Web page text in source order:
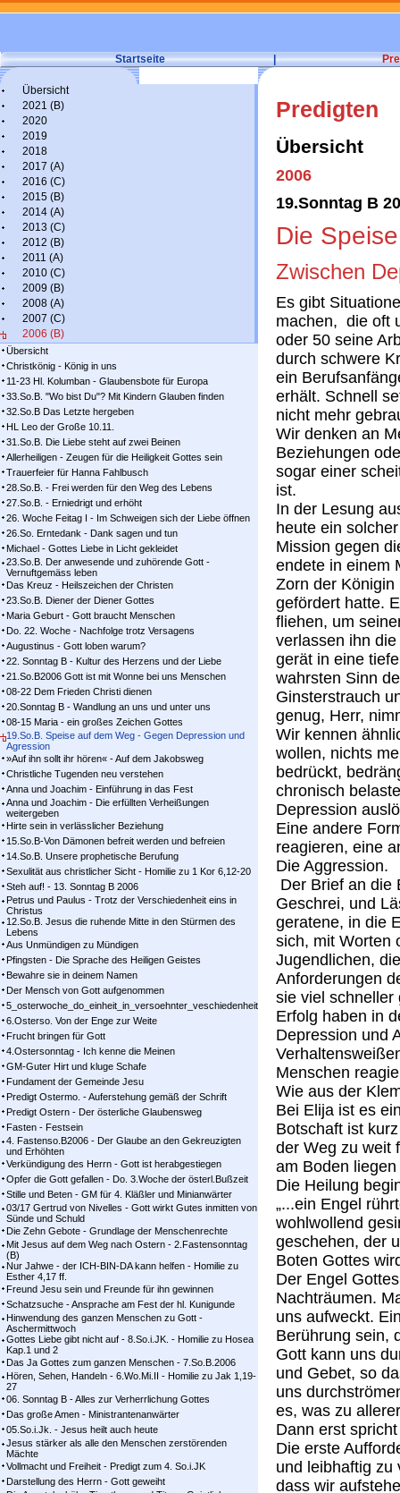
Startseite |
Übersicht
2021 (B)
2020
2019
2018
2017 (A)
2016 (C)
2015 (B)
2014 (A)
2013 (C)
2012 (B)
2011 (A)
2010 (C)
2009 (B)
2008 (A)
2007 (C)
2006 (B)
Übersicht
Christkönig - König in uns
11-23 Hl. Kolumban - Glaubensbote für Europa
33.So.B. "Wo bist Du"? Mit Kindern Glauben finden
32.So.B Das Letzte hergeben
HL Leo der Große 10.11.
31.So.B. Die Liebe steht auf zwei Beinen
Allerheiligen - Zeugen für die Heiligkeit Gottes sein
Trauerfeier für Hanna Fahlbusch
28.So.B. - Frei werden für den Weg des Lebens
27.So.B. - Erniedrigt und erhöht
26. Woche Feitag I - Im Schweigen sich der Liebe öffnen
26.So. Erntedank - Dank sagen und tun
Michael - Gottes Liebe in Licht gekleidet
23.So.B. Der anwesende und zuhörende Gott -
Vernuftgemäss leben
Das Kreuz - Heilszeichen der Christen
23.So.B. Diener der Diener Gottes
Maria Geburt - Gott braucht Menschen
Do. 22. Woche - Nachfolge trotz Versagens
Augustinus - Gott loben warum?
22. Sonntag B - Kultur des Herzens und der Liebe
21.So.B2006 Gott ist mit Wonne bei uns Menschen
08-22 Dem Frieden Christi dienen
20.Sonntag B - Wandlung an uns und unter uns
08-15 Maria - ein großes Zeichen Gottes
19.So.B. Speise auf dem Weg - Gegen Depression und
Agression
»Auf ihn sollt ihr hören« - Auf dem Jakobsweg
Christliche Tugenden neu verstehen
Anna und Joachim - Einführung in das Fest
Anna und Joachim - Die erfüllten Verheißungen
weitergeben
Hirte sein in verlässlicher Beziehung
15.So.B-Von Dämonen befreit werden und befreien
14.So.B. Unsere prophetische Berufung
Sexulität aus christlicher Sicht - Homilie zu 1 Kor 6,12-20
Steh auf! - 13. Sonntag B 2006
Petrus und Paulus - Trotz der Verschiedenheit eins in
Christus
12.So.B. Jesus die ruhende Mitte in den Stürmen des
Lebens
Aus Unmündigen zu Mündigen
Pfingsten - Die Sprache des Heiligen Geistes
Bewahre sie in deinem Namen
Der Mensch von Gott aufgenommen
5_osterwoche_do_einheit_in_versoehnter_veschiedenheit
6.Osterso. Von der Enge zur Weite
Frucht bringen für Gott
4.Ostersonntag - Ich kenne die Meinen
GM-Guter Hirt und kluge Schafe
Fundament der Gemeinde Jesu
Predigt Ostermo. - Auferstehung gemäß der Schrift
Predigt Ostern - Der österliche Glaubensweg
Fasten - Festsein
4. Fastenso.B2006 - Der Glaube an den Gekreuzigten
und Erhöhten
Verkündigung des Herrn - Gott ist herabgestiegen
Opfer die Gott gefallen - Do. 3.Woche der österl.Bußzeit
Stille und Beten - GM für 4. Kläßler und Minianwärter
03/17 Gertrud von Nivelles - Gott wirkt Gutes inmitten von
Sünde und Schuld
Die Zehn Gebote - Grundlage der Menschenrechte
Mit Jesus auf dem Weg nach Ostern - 2.Fastensonntag
(B)
Nur Jahwe - der ICH-BIN-DA kann helfen - Homilie zu
Esther 4,17 ff.
Freund Jesu sein und Freunde für ihn gewinnen
Schatzsuche - Ansprache am Fest der hl. Kunigunde
Hinwendung des ganzen Menschen zu Gott -
Aschermittwoch
Gottes Liebe gibt nicht auf - 8.So.i.JK. - Homilie zu Hosea
Kap.1 und 2
Das Ja Gottes zum ganzen Menschen - 7.So.B.2006
Hören, Sehen, Handeln - 6.Wo.Mi.II - Homilie zu Jak 1,19-
27
06. Sonntag B - Alles zur Verherrlichung Gottes
Das große Amen - Ministrantenanwärter
05.So.i.Jk. - Jesus heilt auch heute
Jesus stärker als alle den Menschen zerstörenden
Mächte
Vollmacht und Freiheit - Predigt zum 4. So.i.JK
Darstellung des Herrn - Gott geweiht
Predigten
Übersicht
2006
19.Sonntag B
Die
Zwischen
Es gibt
machen, die oft
oder 50 seine
durch schwere
ein
erhält. Schnell
nicht mehr
Wir denken an
Beziehungen
sogar einer
ist.
In der Lesung
heute ein
Mission gegen
endete in einem
Zorn der
gefördert hatte.
fliehen, um
verlassen ihn
gerät in eine
wahrsten Sinn
Ginsterstrauch
genug, Herr,
Wir kennen
wollen, nichts
bedrückt,
chronisch
Depression
Eine andere
reagieren, eine
Die Aggression.
Der Brief an die
Geschrei, und
geratene, in die
sich, mit Worten
Jugendlichen,
Anforderungen
sie viel schneller
Erfolg haben in
Depression und
Menschen
Wie aus der
Bei Elija ist es
Botschaft ist
der Weg zu weit
am Boden
Die Heilung
„...ein Engel
wohlwollend
geschehen, der
Boten Gottes
Der Engel
Nachträumen.
uns aufweckt.
Berührung sein,
Gott kann uns
und Gebet, so
uns
es, was zu
Dann erst
Die erste
und leibhaftig zu
dass wir